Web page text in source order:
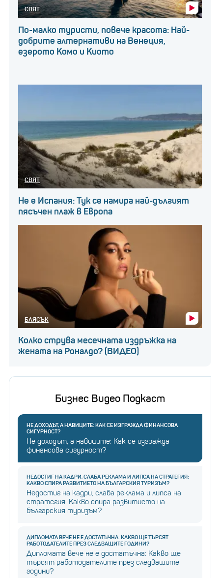
СВЯТ
По-малко туристи, повече красота: Най-
добрите алтернативи на Венеция,
езерото Комо и Киото
СВЯТ
Не е Испания: Тук се намира най-дългият
пясъчен плаж в Европа
БЛЯСЪК
Колко струва месечната издръжка на
жената на Роналдо? (ВИДЕО)
Бизнес Видео Подкаст
НЕ ДОХОДЪТ, А НАВИЦИТЕ: КАК СЕ ИЗГРАЖДА ФИНАНСОВА
СИГУРНОСТ?
Не доходът, а навиците: Как се изгражда
финансова сигурност?
НЕДОСТИГ НА КАДРИ, СЛАБА РЕКЛАМА И ЛИПСА НА СТРАТЕГИЯ:
КАКВО СПИРА РАЗВИТИЕТО НА БЪЛГАРСКИЯ ТУРИЗЪМ?
Недостиг на кадри, слаба реклама и липса на
стратегия: Какво спира развитието на
българския туризъм?
ДИПЛОМАТА ВЕЧЕ НЕ Е ДОСТАТЪЧНА: КАКВО ЩЕ ТЪРСЯТ
РАБОТОДАТЕЛИТЕ ПРЕЗ СЛЕДВАЩИТЕ ГОДИНИ?
Дипломата вече не е достатъчна: Какво ще
търсят работодателите през следващите
години?